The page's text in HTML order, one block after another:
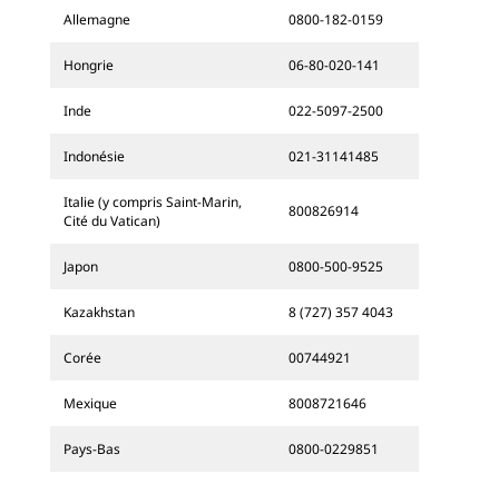
Allemagne 0800-182-0159
Hongrie 06-80-020-141
Inde 022-5097-2500
Indonésie 021-31141485
Italie (y compris Saint-Marin,
Cité du Vatican)
800826914
Japon 0800-500-9525
Kazakhstan 8 (727) 357 4043
Corée 00744921
Mexique 8008721646
Pays-Bas 0800-0229851